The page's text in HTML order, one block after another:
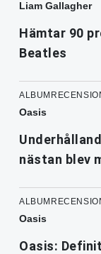
Liam Gallagher
Hämtar 90
Beatles
Oasis
nästan blev
Oasis
Oasis: